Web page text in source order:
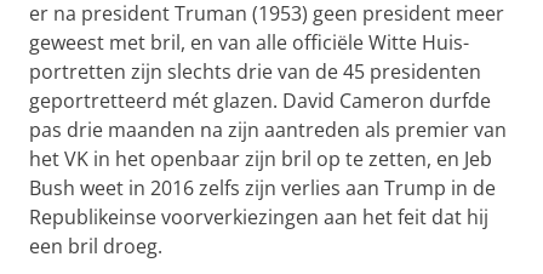
er na president Truman (1953) geen president meer
geweest met bril, en van alle officiële Witte Huis-
portretten zijn slechts drie van de 45 presidenten
geportretteerd mét glazen. David Cameron durfde
pas drie maanden na zijn aantreden als premier van
het VK in het openbaar zijn bril op te zetten, en Jeb
Bush weet in 2016 zelfs zijn verlies aan Trump in de
Republikeinse voorverkiezingen aan het feit dat hij
een bril droeg.